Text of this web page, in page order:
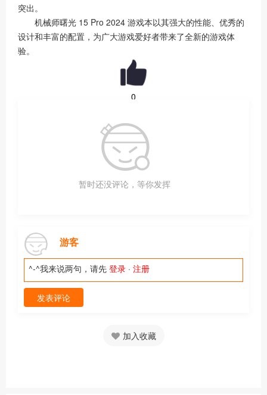
突出。
机械师曙光 15 Pro 2024 游戏本以其强大的性能、优秀的
设计和丰富的配置，为广大游戏爱好者带来了全新的游戏体
验。
0
暂时还没评论，等你发挥
游客
^-^我来说两句，请先 登录 · 注册
发表评论
加入收藏